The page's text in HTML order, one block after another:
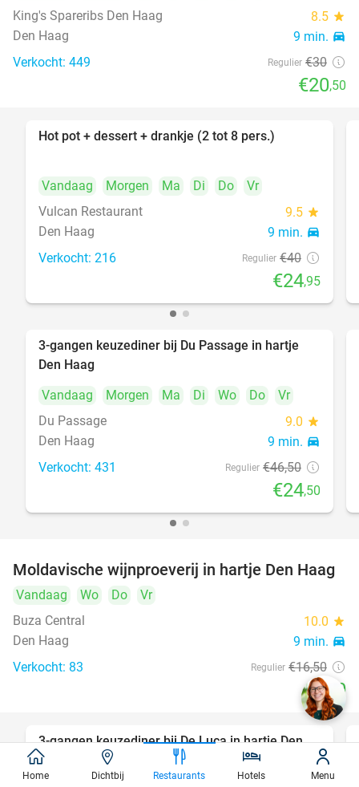
King's Spareribs Den Haag
8.5 star
Den Haag 9 min. directions_car
Verkocht: 449 Regulier €30
€20,50
Hot pot + dessert + drankje (2 tot 8 pers.)
Vandaag Morgen Ma Di Do
Vr
Vulcan Restaurant
9.5 star
Den Haag 9 min. directions_car
Verkocht: 216 Regulier €40
€24,95
47%
3-gangen keuzediner bij Du Passage in hartje
Den Haag
Vandaag
Morgen Ma Di Wo Do
Vr
Du Passage
9.0 star
Den Haag 9 min. directions_car
Verkocht: 431 Regulier €46,50
€24,50
39%
Moldavische wijnproeverij in hartje Den Haag
Vandaag Wo Do
Vr
Buza Central
10.0 star
Den Haag 9 min. directions_car
Verkocht: 83 Regulier €16,50
€10
47%
3-gangen keuzediner bij De Luca in hartje Den
Haag
Home Dichtbij Restaurants Hotels Menu